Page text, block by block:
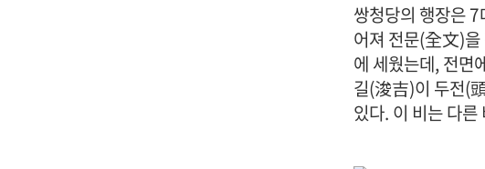
쌍청당의 행장은
어져 전문(全文)
에 세웠는데, 전
길(浚吉)이 두전(
있다. 이 비는 다